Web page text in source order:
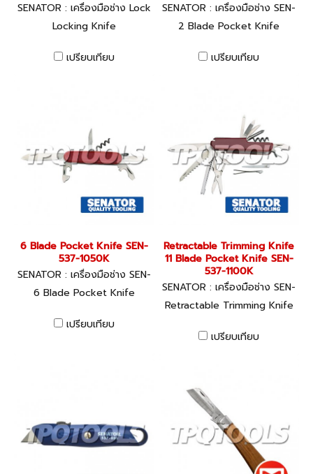
SENATOR : เครื่องมือช่าง Lock
ing Knife
Locking Knife
เปรียบเทียบ
SENATOR : เครื่องมือช่าง SEN-
537-1000K
2 Blade Pocket Knife
เปรียบเทียบ
6 Blade Pocket Knife SEN-
537-1050K
SENATOR : เครื่องมือช่าง SEN-
537-1050K
6 Blade Pocket Knife
เปรียบเทียบ
Retractable Trimming Knife
11 Blade Pocket Knife SEN-
537-1100K
SENATOR : เครื่องมือช่าง SEN-
537-1100K
Retractable Trimming Knife
เปรียบเทียบ